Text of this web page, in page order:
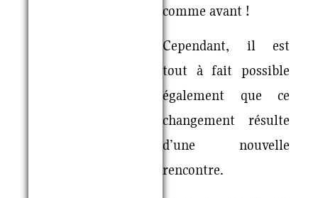
comme avant !
Cependant, il est
tout à fait possible
également que ce
changement résulte
d’une nouvelle
rencontre.